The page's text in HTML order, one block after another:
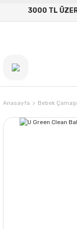
3000 TL
Anasayfa Bebek